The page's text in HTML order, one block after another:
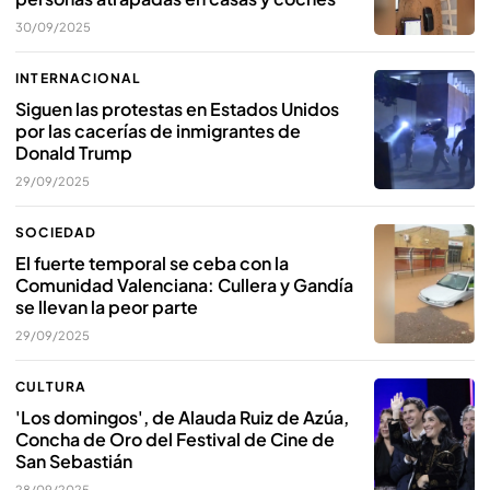
30/09/2025
INTERNACIONAL
Siguen las protestas en Estados Unidos
por las cacerías de inmigrantes de
Donald Trump
29/09/2025
SOCIEDAD
El fuerte temporal se ceba con la
Comunidad Valenciana: Cullera y Gandía
se llevan la peor parte
29/09/2025
CULTURA
'Los domingos', de Alauda Ruiz de Azúa,
Concha de Oro del Festival de Cine de
San Sebastián